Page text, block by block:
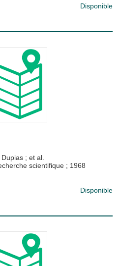
Disponible
; et al.
scientifique ; 1968
Disponible